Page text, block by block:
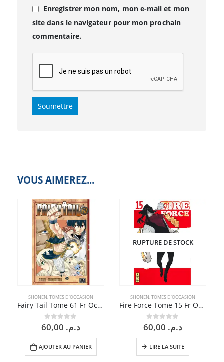
Enregistrer mon nom, mon e-mail et mon
site dans le navigateur pour mon prochain
commentaire.
VOUS AIMEREZ...
SHONEN,TOMES D'OCCASION
Fairy Tail Tome 61 Fr Occasion
0sur 5د.م.
AJOUTER AU PANIER
RUPTURE DE STOCK
SHONEN,TOMES D'OCCASION
Fire Force Tome 15 Fr Occasion
0sur 5د.م.
LIRE LA SUITE